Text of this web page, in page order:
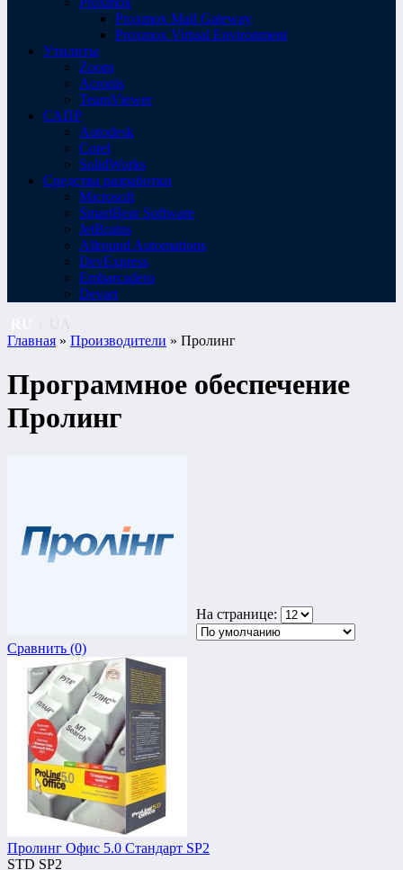
Proxmox Mail Gateway
Proxmox Virtual Environment
Утилиты
Zoom
Acronis
TeamViewer
САПР
Autodesk
Corel
SolidWorks
Средства разработки
Microsoft
SmartBear Software
JetBrains
Allround Automations
DevExpress
Embarcadero
Devart
Главная » Производители » Пролинг
Программное обеспечение
Пролинг
На странице:
Сравнить (0)
Пролинг Офис 5.0 Стандарт SP2
STD SP2